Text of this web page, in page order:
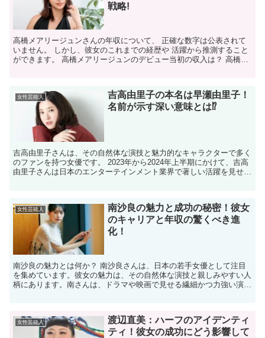
戦略!
高橋メアリージュンさんの年収について、 正確な数字は公表されて
いません。 しかし、彼女のこれまでの経歴や 活躍から推測すること
ができます。 高橋メアリージュンのデビュー当初の収入は？ 高橋メ
女性芸能人
吉高由里子の本名は早瀬由里子！
名前が示す深い意味とは⁉
吉高由里子さんは、その自然体な演技と魅力的なキャラクターで多く
のファンを持つ女優です。 2023年から2024年上半期にかけて、吉高
由里子さんは日本のエンターテインメント業界で著しい活躍を見せま
女性芸能人
南沙良の魅力と成功の秘密！彼女
のキャリアと年収の驚くべき進
化！
南沙良の魅力とは何か？ 南沙良さんは、日本の若手女優として注目
を集めています。彼女の魅力は、その自然体な演技と親しみやすい人
柄にあります。南さんは、ドラマや映画で見せる繊細かつ力強い演技
女性芸能人
渡辺直美：ハーフのアイデンティ
ティ！彼女の成功にどう影響して